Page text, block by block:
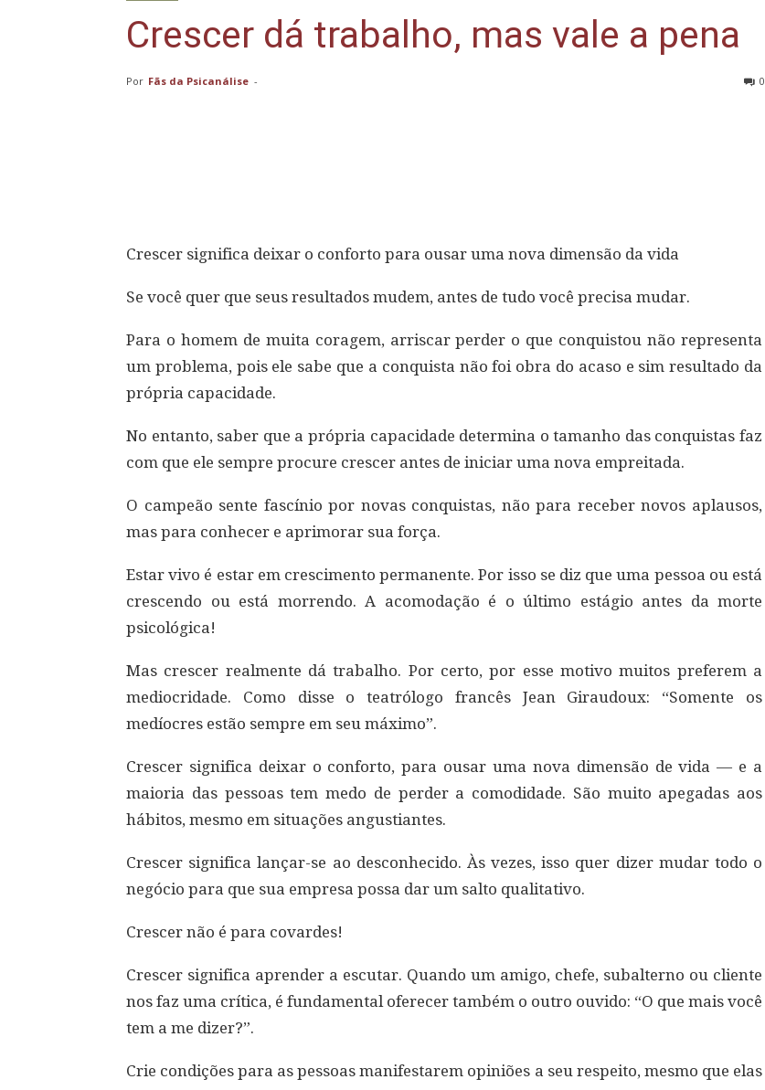
Crescer dá trabalho, mas vale a pena
Por Fãs da Psicanálise - 0
Crescer significa deixar o conforto para ousar uma nova dimensão da vida
Se você quer que seus resultados mudem, antes de tudo você precisa mudar.
Para o homem de muita coragem, arriscar perder o que conquistou não representa
um problema, pois ele sabe que a conquista não foi obra do acaso e sim resultado da
própria capacidade.
No entanto, saber que a própria capacidade determina o tamanho das conquistas faz
com que ele sempre procure crescer antes de iniciar uma nova empreitada.
O campeão sente fascínio por novas conquistas, não para receber novos aplausos,
mas para conhecer e aprimorar sua força.
Estar vivo é estar em crescimento permanente. Por isso se diz que uma pessoa ou está
crescendo ou está morrendo. A acomodação é o último estágio antes da morte
psicológica!
Mas crescer realmente dá trabalho. Por certo, por esse motivo muitos preferem a
mediocridade. Como disse o teatrólogo francês Jean Giraudoux: “Somente os
medíocres estão sempre em seu máximo”.
Crescer significa deixar o conforto, para ousar uma nova dimensão de vida — e a
maioria das pessoas tem medo de perder a comodidade. São muito apegadas aos
hábitos, mesmo em situações angustiantes.
Crescer significa lançar-se ao desconhecido. Às vezes, isso quer dizer mudar todo o
negócio para que sua empresa possa dar um salto qualitativo.
Crescer não é para covardes!
Crescer significa aprender a escutar. Quando um amigo, chefe, subalterno ou cliente
nos faz uma crítica, é fundamental oferecer também o outro ouvido: “O que mais você
tem a me dizer?”.
Crie condições para as pessoas manifestarem opiniões a seu respeito, mesmo que elas